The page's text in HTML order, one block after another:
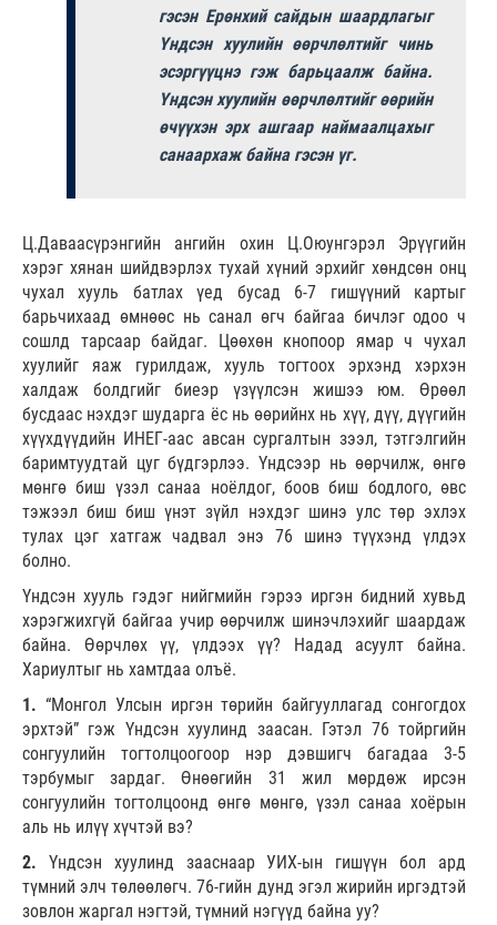
гэсэн Ерөнхий сайдын шаардлагыг
Үндсэн хуулийн өөрчлөлтийг чинь
эсэргүүцнэ гэж барьцаалж байна.
Үндсэн хуулийн өөрчлөлтийг өөрийн
өчүүхэн эрх ашгаар наймаалцахыг
санаархаж байна гэсэн үг.
Ц.Даваасүрэнгийн ангийн охин Ц.Оюунгэрэл Эрүүгийн
хэрэг хянан шийдвэрлэх тухай хүний эрхийг хөндсөн онц
чухал хууль батлах үед бусад 6-7 гишүүний картыг
барьчихаад өмнөөс нь санал өгч байгаа бичлэг одоо ч
сошлд тарсаар байдаг. Цөөхөн кнопоор ямар ч чухал
хуулийг яаж гурилдаж, хууль тогтоох эрхэнд хэрхэн
халдаж болдгийг биеэр үзүүлсэн жишээ юм. Өрөөл
бусдаас нэхдэг шударга ёс нь өөрийнх нь хүү, дүү, дүүгийн
хүүхдүүдийн ИНЕГ-аас авсан сургалтын зээл, тэтгэлгийн
баримтуудтай цуг бүдгэрлээ. Үндсээр нь өөрчилж, өнгө
мөнгө биш үзэл санаа ноёлдог, боов биш бодлого, өвс
тэжээл биш биш үнэт зүйл нэхдэг шинэ улс төр эхлэх
тулах цэг хатгаж чадвал энэ 76 шинэ түүхэнд үлдэх
болно.
Үндсэн хууль гэдэг нийгмийн гэрээ иргэн бидний хувьд
хэрэгжихгүй байгаа учир өөрчилж шинэчлэхийг шаардаж
байна. Өөрчлөх үү, үлдээх үү? Надад асуулт байна.
Хариултыг нь хамтдаа олъё.
1. “Монгол Улсын иргэн төрийн байгууллагад сонгогдох
эрхтэй” гэж Үндсэн хуулинд заасан. Гэтэл 76 тойргийн
сонгуулийн тогтолцоогоор нэр дэвшигч багадаа 3-5
тэрбумыг зардаг. Өнөөгийн 31 жил мөрдөж ирсэн
сонгуулийн тогтолцоонд өнгө мөнгө, үзэл санаа хоёрын
аль нь илүү хүчтэй вэ?
2. Үндсэн хуулинд зааснаар УИХ-ын гишүүн бол ард
түмний элч төлөөлөгч. 76-гийн дунд эгэл жирийн иргэдтэй
зовлон жаргал нэгтэй, түмний нэгүүд байна уу?